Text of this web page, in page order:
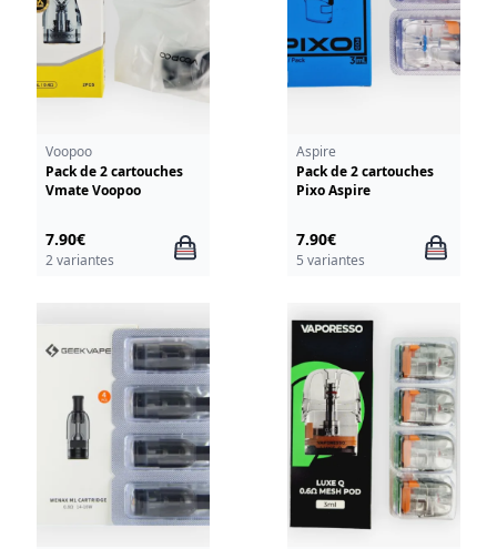
Voopoo
Pack de 2 cartouches
Vmate Voopoo
7.90€
2 variantes
Aspire
Pack de 2 cartouches
Pixo Aspire
7.90€
5 variantes